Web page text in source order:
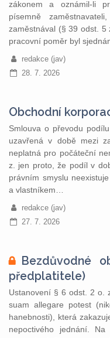
zákonem a oznámil-li
písemně
zaměstnával (§ 39 odst. 5
pracovní poměr byl
redakce (jav)
28. 7. 2026
Obchodní
Smlouva o převodu
uzavřená v době mezi
neplatná pro počáteční
z. jen proto, že podíl v
právním smyslu
a vlastníkem…
redakce (jav)
27. 7. 2026
Bezdůvodné
předplatitele)
Ustanovení § 6 odst. 2 o.
suam allegare potest
hanebnosti), která
nepoctivého jednání.